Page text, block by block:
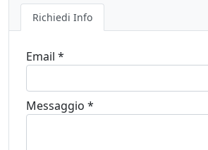
Richiedi Info
Email *
Messaggio *